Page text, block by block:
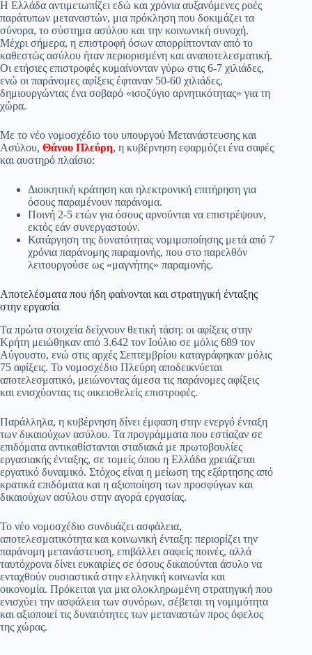
pp
m
στ
εί
τε
Η Ελλάδα αντιμετωπίζει εδώ και χρόνια αυξανόμενες ροές
παράτυπων μεταναστών, μια πρόκληση που δοκιμάζει τα
σύνορα, το σύστημα ασύλου και την κοινωνική συνοχή.
Μέχρι σήμερα, η επιστροφή όσων απορρίπτονταν από το
καθεστώς ασύλου ήταν περιορισμένη και αναποτελεσματική.
Οι ετήσιες επιστροφές κυμαίνονταν γύρω στις 6-7 χιλιάδες,
ενώ οι παράνομες αφίξεις έφταναν 50-60 χιλιάδες,
δημιουργώντας ένα σοβαρό «ισοζύγιο αρνητικότητας» για τη
χώρα.
Με το νέο νομοσχέδιο του υπουργού Μετανάστευσης και
Ασύλου, Θάνου Πλεύρη, η κυβέρνηση εφαρμόζει ένα σαφές
και αυστηρό πλαίσιο:
Διοικητική κράτηση και ηλεκτρονική επιτήρηση για
όσους παραμένουν παράνομα.
Ποινή 2-5 ετών για όσους αρνούνται να επιστρέψουν,
εκτός εάν συνεργαστούν.
Κατάργηση της δυνατότητας νομιμοποίησης μετά από 7
χρόνια παράνομης παραμονής, που στο παρελθόν
λειτουργούσε ως «μαγνήτης» παραμονής.
Αποτελέσματα που ήδη φαίνονται και στρατηγική ένταξης
στην εργασία
Τα πρώτα στοιχεία δείχνουν θετική τάση: οι αφίξεις στην
Κρήτη μειώθηκαν από 3.642 τον Ιούλιο σε μόλις 689 τον
Αύγουστο, ενώ στις αρχές Σεπτεμβρίου καταγράφηκαν μόλις
75 αφίξεις. Το νομοσχέδιο Πλεύρη αποδεικνύεται
αποτελεσματικό, μειώνοντας άμεσα τις παράνομες αφίξεις
και ενισχύοντας τις οικειοθελείς επιστροφές.
Παράλληλα, η κυβέρνηση δίνει έμφαση στην ενεργό ένταξη
των δικαιούχων ασύλου. Τα προγράμματα που εστίαζαν σε
επιδόματα αντικαθίστανται σταδιακά με πρωτοβουλίες
εργασιακής ένταξης, σε τομείς όπου η Ελλάδα χρειάζεται
εργατικό δυναμικό. Στόχος είναι η μείωση της εξάρτησης από
κρατικά επιδόματα και η αξιοποίηση των προσφύγων και
δικαιούχων ασύλου στην αγορά εργασίας.
Το νέο νομοσχέδιο συνδυάζει ασφάλεια,
αποτελεσματικότητα και κοινωνική ένταξη: περιορίζει την
παράνομη μετανάστευση, επιβάλλει σαφείς ποινές, αλλά
ταυτόχρονα δίνει ευκαιρίες σε όσους δικαιούνται άσυλο να
ενταχθούν ουσιαστικά στην ελληνική κοινωνία και
οικονομία. Πρόκειται για μια ολοκληρωμένη στρατηγική που
ενισχύει την ασφάλεια των συνόρων, σέβεται τη νομιμότητα
και αξιοποιεί τις δυνατότητες των μεταναστών προς όφελος
της χώρας.